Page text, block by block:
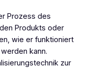
Prozess des
Produkts oder
wie er funktioniert
kann.
zur